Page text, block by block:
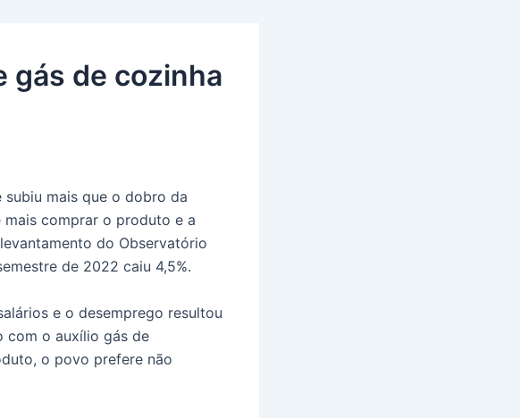
gás de cozinha
mais que o dobro da
comprar o produto e a
do Observatório
de 2022 caiu 4,5%.
e o desemprego resultou
com o auxílio gás de
o povo prefere não